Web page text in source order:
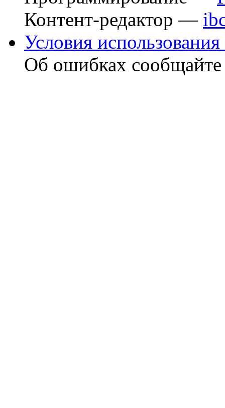
Контент-редактор —
Условия использования
Об ошибках